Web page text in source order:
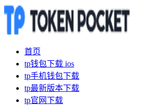
首页
tp钱包下载 ios
tp手机钱包下载
tp最新版本下载
tp官网下载